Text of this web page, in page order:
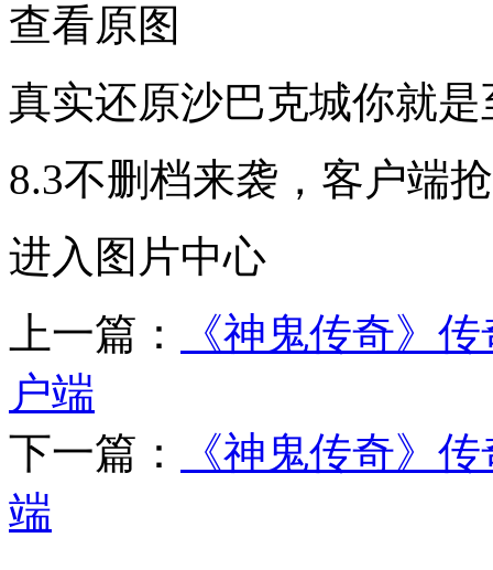
查看原图
真实还原沙巴克城你就
8.3不删档来袭，客户端
进入图片中心
上一篇：
《神鬼传奇》
户端
下一篇：
《神鬼传奇》
端